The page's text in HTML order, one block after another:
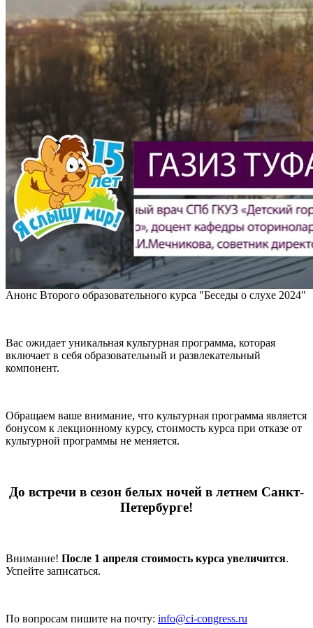
Анонс Второго образовательного курса "Беседы о слухе 2024"
Вас ожидает уникальная культурная программа, которая
включает в себя образовательный и развлекательный
компонент.
Обращаем ваше внимание, что культурная программа является
бонусом к лекционному курсу, стоимость курса при отказе от
культурной программы не меняется.
До встречи в сезон белых ночей в летнем Санкт-
Петербурге!
Внимание! После 1 апреля стоимость курса увеличится.
Успейте записаться.
По вопросам пишите на почту: info@ci-congress.ru